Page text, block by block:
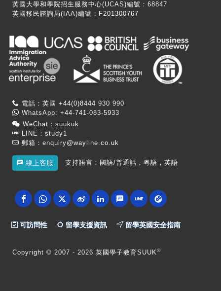
英國大學和學院招生服務中心(UCAS)編號：68847
英國移民諮詢局(IAA)編號：F201300767
電話：英國 +44(0)8444 930 990
WhatsApp: +44-741-083-5933
WeChat：suukuk
LINE：study1
郵箱： enquiry@wayline.co.uk
線上客服 支持語言：國語/普通話，粵語，英語
可訪問性 留學支援資訊 留學英國安全指南
Copyright © 2007 - 2026 英國學子教育SUUK®